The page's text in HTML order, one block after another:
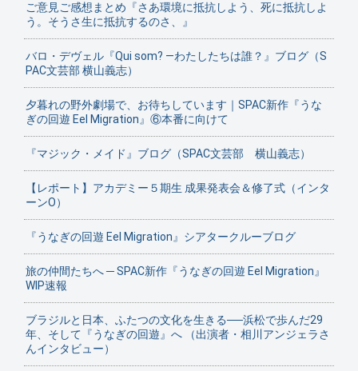
ご意見ご感想まとめ『さあ環境に抵抗しよう、死に抵抗しよ
う。そうさ生に抵抗するのさ、』
バロ・デヴェル『Qui som? ―わたしたちは誰？』ブログ（S
PAC文芸部 横山義志）
夕暮れの野外劇場で、お待ちしています｜SPAC新作『うな
ぎの回遊 Eel Migration』⑥本番に向けて
『マジック・メイド』ブログ（SPAC文芸部 横山義志）
【レポート】アカデミー５期生 成果発表会＆修了式（インタ
ーンO）
『うなぎの回遊 Eel Migration』シアタークルーブログ
旅の仲間たちへ ─ SPAC新作『うなぎの回遊 Eel Migration』
WIP速報
ブラジルと日本、ふたつの文化を生きる──浜松で歩んだ29
年、そして『うなぎの回遊』へ （出演者・相川アンジェラさ
んインタビュー）